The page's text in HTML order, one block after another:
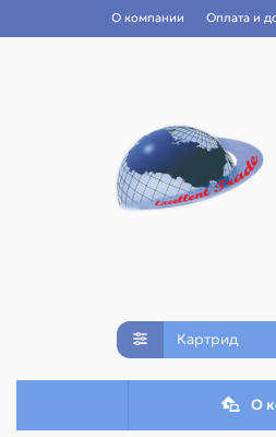
О компании Оплата и
О